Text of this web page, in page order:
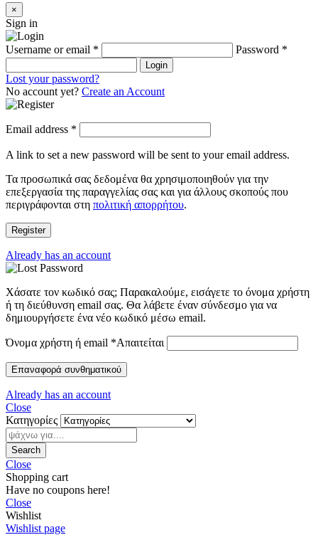
×
Sign in
Username or email * Password *
Login
Lost your password?
No account yet? Create an Account
Email address *
A link to set a new password will be sent to your email address.
Τα προσωπικά σας δεδομένα θα χρησιμοποιηθούν για την
επεξεργασία της παραγγελίας σας και για άλλους σκοπούς που
περιγράφονται στη πολιτική απορρήτου.
Register
Already has an account
Χάσατε τον κωδικό σας; Παρακαλούμε, εισάγετε το όνομα χρήστη
ή τη διεύθυνση email σας. Θα λάβετε έναν σύνδεσμο για να
δημιουργήσετε ένα νέο κωδικό μέσω email.
Όνομα χρήστη ή email *Απαιτείται
Επαναφορά συνθηματικού
Already has an account
Close
Κατηγορίες
Search
Close
Shopping cart
Have no coupons here!
Close
Wishlist
Wishlist page